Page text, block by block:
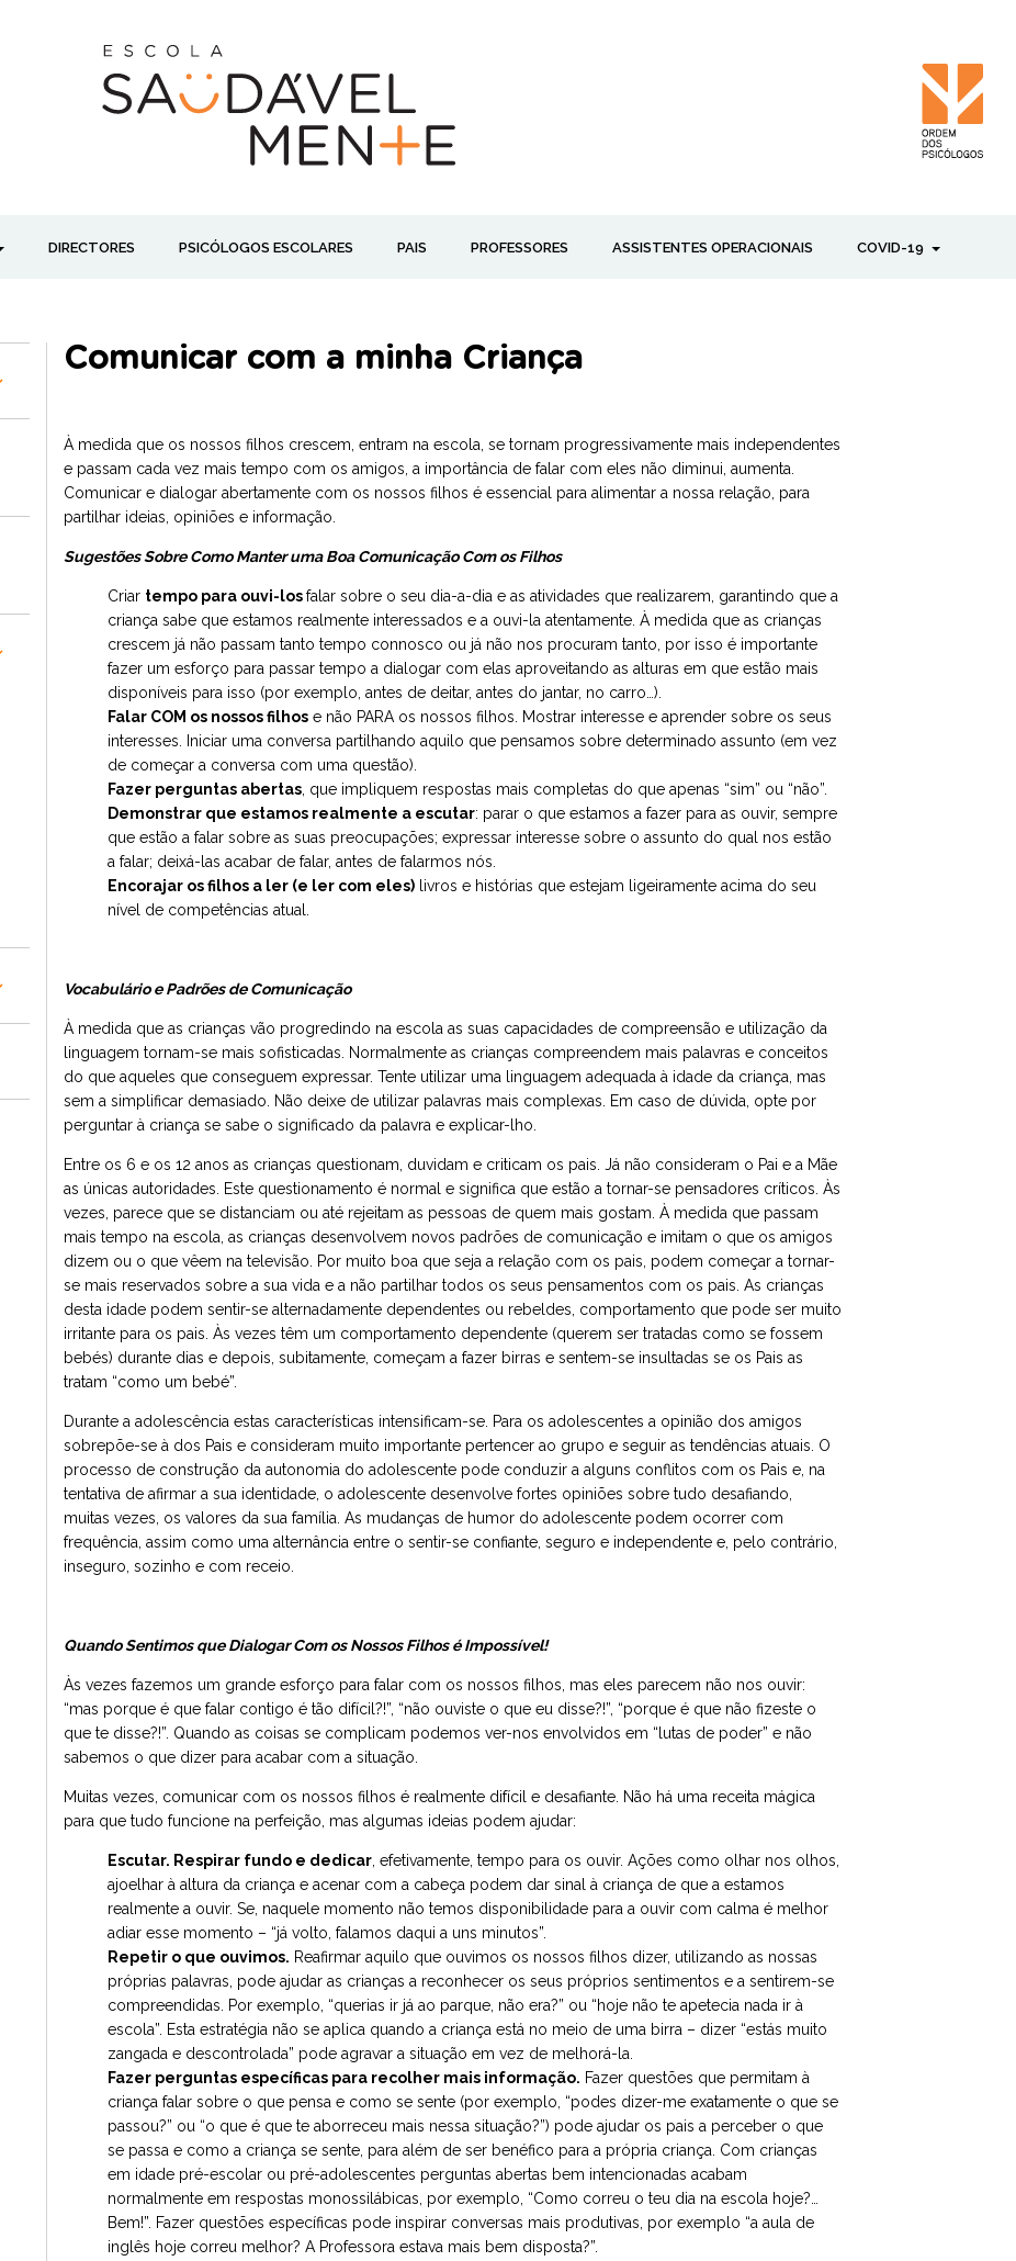
DIRECTORES PSICÓLOGOS ESCOLARES PAIS PROFESSORES ASSISTENTES OPERACIONAIS COVID-19
Comunicar com a minha Criança
À medida que os nossos filhos crescem, entram na escola, se tornam progressivamente mais independentes
e passam cada vez mais tempo com os amigos, a importância de falar com eles não diminui, aumenta.
Comunicar e dialogar abertamente com os nossos filhos é essencial para alimentar a nossa relação, para
partilhar ideias, opiniões e informação.
Sugestões Sobre Como Manter uma Boa Comunicação Com os Filhos
Criar tempo para ouvi-losfalar sobre o seu dia-a-dia e as atividades que realizarem, garantindo que a
criança sabe que estamos realmente interessados e a ouvi-la atentamente. À medida que as crianças
crescem já não passam tanto tempo connosco ou já não nos procuram tanto, por isso é importante
fazer um esforço para passar tempo a dialogar com elas aproveitando as alturas em que estão mais
disponíveis para isso (por exemplo, antes de deitar, antes do jantar, no carro…).
Falar COM os nossos filhos e não PARA os nossos filhos. Mostrar interesse e aprender sobre os seus
interesses. Iniciar uma conversa partilhando aquilo que pensamos sobre determinado assunto (em vez
de começar a conversa com uma questão).
Fazer perguntas abertas , que impliquem respostas mais completas do que apenas “sim” ou “não”.
Demonstrar que estamos realmente a escutar: parar o que estamos a fazer para as ouvir, sempre
que estão a falar sobre as suas preocupações; expressar interesse sobre o assunto do qual nos estão
a falar; deixá-las acabar de falar, antes de falarmos nós.
Encorajar os filhos a ler (e ler com eles) livros e histórias que estejam ligeiramente acima do seu
nível de competências atual.
Vocabulário e Padrões de Comunicação
À medida que as crianças vão progredindo na escola as suas capacidades de compreensão e utilização da
linguagem tornam-se mais sofisticadas. Normalmente as crianças compreendem mais palavras e conceitos
do que aqueles que conseguem expressar. Tente utilizar uma linguagem adequada à idade da criança, mas
sem a simplificar demasiado. Não deixe de utilizar palavras mais complexas. Em caso de dúvida, opte por
perguntar à criança se sabe o significado da palavra e explicar-lho.
Entre os 6 e os 12 anos as crianças questionam, duvidam e criticam os pais. Já não consideram o Pai e a Mãe
as únicas autoridades. Este questionamento é normal e significa que estão a tornar-se pensadores críticos. Às
vezes, parece que se distanciam ou até rejeitam as pessoas de quem mais gostam. À medida que passam
mais tempo na escola, as crianças desenvolvem novos padrões de comunicação e imitam o que os amigos
dizem ou o que vêem na televisão. Por muito boa que seja a relação com os pais, podem começar a tornar-
se mais reservados sobre a sua vida e a não partilhar todos os seus pensamentos com os pais. As crianças
desta idade podem sentir-se alternadamente dependentes ou rebeldes, comportamento que pode ser muito
irritante para os pais. Às vezes têm um comportamento dependente (querem ser tratadas como se fossem
bebés) durante dias e depois, subitamente, começam a fazer birras e sentem-se insultadas se os Pais as
tratam “como um bebé”.
Durante a adolescência estas características intensificam-se. Para os adolescentes a opinião dos amigos
sobrepõe-se à dos Pais e consideram muito importante pertencer ao grupo e seguir as tendências atuais. O
processo de construção da autonomia do adolescente pode conduzir a alguns conflitos com os Pais e, na
tentativa de afirmar a sua identidade, o adolescente desenvolve fortes opiniões sobre tudo desafiando,
muitas vezes, os valores da sua família. As mudanças de humor do adolescente podem ocorrer com
frequência, assim como uma alternância entre o sentir-se confiante, seguro e independente e, pelo contrário,
inseguro, sozinho e com receio.
Quando Sentimos que Dialogar Com os Nossos Filhos é Impossível!
Às vezes fazemos um grande esforço para falar com os nossos filhos, mas eles parecem não nos ouvir:
“mas porque é que falar contigo é tão difícil?!”, “não ouviste o que eu disse?!”, “porque é que não fizeste o
que te disse?!”. Quando as coisas se complicam podemos ver-nos envolvidos em “lutas de poder” e não
sabemos o que dizer para acabar com a situação.
Muitas vezes, comunicar com os nossos filhos é realmente difícil e desafiante. Não há uma receita mágica
para que tudo funcione na perfeição, mas algumas ideias podem ajudar:
Escutar. Respirar fundo e dedicar , efetivamente, tempo para os ouvir. Ações como olhar nos olhos,
ajoelhar à altura da criança e acenar com a cabeça podem dar sinal à criança de que a estamos
realmente a ouvir. Se, naquele momento não temos disponibilidade para a ouvir com calma é melhor
adiar esse momento – “já volto, falamos daqui a uns minutos”.
Repetir o que ouvimos. Reafirmar aquilo que ouvimos os nossos filhos dizer, utilizando as nossas
próprias palavras, pode ajudar as crianças a reconhecer os seus próprios sentimentos e a sentirem-se
compreendidas. Por exemplo, “querias ir já ao parque, não era?” ou “hoje não te apetecia nada ir à
escola”. Esta estratégia não se aplica quando a criança está no meio de uma birra – dizer “estás muito
zangada e descontrolada” pode agravar a situação em vez de melhorá-la.
Fazer perguntas específicas para recolher mais informação. Fazer questões que permitam à
criança falar sobre o que pensa e como se sente (por exemplo, “podes dizer-me exatamente o que se
passou?” ou “o que é que te aborreceu mais nessa situação?”) pode ajudar os pais a perceber o que
se passa e como a criança se sente, para além de ser benéfico para a própria criança. Com crianças
em idade pré-escolar ou pré-adolescentes perguntas abertas bem intencionadas acabam
normalmente em respostas monossilábicas, por exemplo, “Como correu o teu dia na escola hoje?…
Bem!”. Fazer questões específicas pode inspirar conversas mais produtivas, por exemplo “a aula de
inglês hoje correu melhor? A Professora estava mais bem disposta?”.